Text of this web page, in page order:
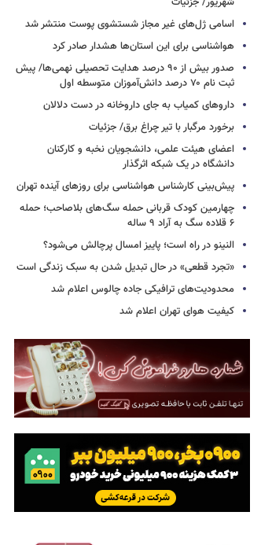
اسامی ژل‌های غیر مجاز شستشوی پوست منتشر شد
هواشناسی برای این استان‌ها هشدار صادر کرد
صدور بیش از ۹۰ درصد هدایت تحصیلی نهمی‌ها/ پیش
ثبت نام ۷۰ درصد دانش‌آموزان متوسطه اول
داروهای کمیاب به جای داروخانه در دست دلالان
برخورد مرگبار با تیر چراغ برق/ جزئیات
اعضای هیئت علمی، دانشجویان نخبه و کارکنان
دانشگاه در یک شبکه‌ اثرگذار
پیش‌بینی کارشناس هواشناسی برای روزهای آینده تهران
چهارمین کودک قربانی حمله سگ‌های بلاصاحب؛ حمله
۶ قلاده سگ به آراد ۹ ساله
النینو در راه است؛ پاییز امسال پرچالش می‌شود؟
«تجرد قطعی» در حال تبدیل شدن به سبک زندگی است
محدودیت‌های ترافیکی جاده چالوس اعلام شد
کیفیت هوای تهران اعلام شد